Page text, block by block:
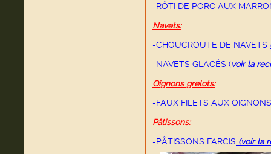
-RÔTI DE PORC AUX
Navets:
-CHOUCROUTE DE NAVETS
-NAVETS GLACÉS (voir la
Oignons grelots:
-FAUX FILETS AUX
Pâtissons:
-PÂTISSONS FARCIS (voir la